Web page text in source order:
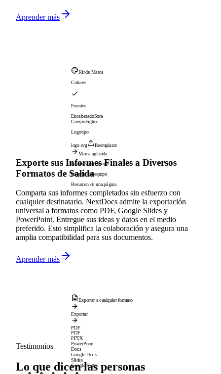
Aprender más
Kit de Marca
Colores
Fuentes
EncabezadoSora
CuerpoFigtree
Logotipo
logo.svg
Reemplazar
Marca aplicada
Propuesta de ventas
Informe del equipo
Resumen de una página
Exporte sus Informes Finales a Diversos
Formatos de Salida
Comparta sus informes completados sin esfuerzo con
cualquier destinatario. NextDocs admite la exportación
universal a formatos como PDF, Google Slides y
PowerPoint. Entregue sus ideas y datos en el medio
preferido. Esto simplifica la colaboración y asegura una
amplia compatibilidad para sus documentos.
Aprender más
Exportar a cualquier formato
Exportar
PDF
PDF
PPTX
PowerPoint
Docs
Google Docs
Slides
Google Slides
Testimonios
Lo que dicen las personas